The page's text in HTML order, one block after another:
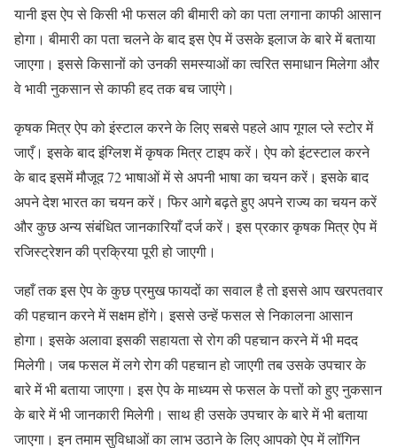
यानी इस ऐप से किसी भी फसल की बीमारी को का पता लगाना काफी आसान
होगा। बीमारी का पता चलने के बाद इस ऐप में उसके इलाज के बारे में बताया
जाएगा। इससे किसानों को उनकी समस्याओं का त्वरित समाधान मिलेगा और
वे भावी नुकसान से काफी हद तक बच जाएंगे।
कृषक मित्र ऐप को इंस्टाल करने के लिए सबसे पहले आप गूगल प्ले स्टोर में
जाएँ। इसके बाद इंग्लिश में कृषक मित्र टाइप करें। ऐप को इंटस्टाल करने
के बाद इसमें मौजूद 72 भाषाओं में से अपनी भाषा का चयन करें। इसके बाद
अपने देश भारत का चयन करें। फिर आगे बढ़ते हुए अपने राज्य का चयन करें
और कुछ अन्य संबंधित जानकारियाँ दर्ज करें। इस प्रकार कृषक मित्र ऐप में
रजिस्ट्रेशन की प्रक्रिया पूरी हो जाएगी।
जहाँ तक इस ऐप के कुछ प्रमुख फायदों का सवाल है तो इससे आप खरपतवार
की पहचान करने में सक्षम होंगे। इससे उन्हें फसल से निकालना आसान
होगा। इसके अलावा इसकी सहायता से रोग की पहचान करने में भी मदद
मिलेगी। जब फसल में लगे रोग की पहचान हो जाएगी तब उसके उपचार के
बारे में भी बताया जाएगा। इस ऐप के माध्यम से फसल के पत्तों को हुए नुकसान
के बारे में भी जानकारी मिलेगी। साथ ही उसके उपचार के बारे में भी बताया
जाएगा। इन तमाम सुविधाओं का लाभ उठाने के लिए आपको ऐप में लॉगिन